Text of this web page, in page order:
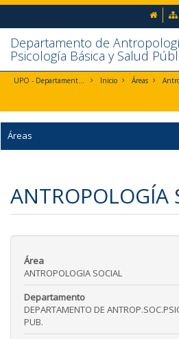
Ir al contenido principal de la página
Ir a la cabecera de la página (alt + c)
Ir al pie de la página (alt + p)
Ir al menú principal (alt + u)
inicio
Departamento de
Psicología Básica y Salud
UPO - Departamento de Antropología Social, Psicología Básica y Salud Pública Inicio Áreas
Áreas
ANTROPOLOGÍA
Área
ANTROPOLOGIA SOCIAL
Departamento
DEPARTAMENTO DE
PUB.